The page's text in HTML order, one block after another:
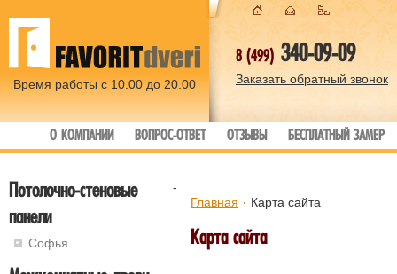
Время работы с 10.00 до 20.00
8 (499) 340-09-09
Заказать обратный звонок
О КОМПАНИИ ВОПРОС-ОТВЕТ ОТЗЫВЫ БЕСПЛАТНЫЙ ЗАМЕР
-
Потолочно-стеновые
панели
Софья
Главная Карта сайта
Карта сайта